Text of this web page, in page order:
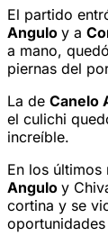
El partido
Angulo y a
a mano,
piernas del
La de Canelo
el culichi
increíble.
En los últimos
Angulo y
cortina y se